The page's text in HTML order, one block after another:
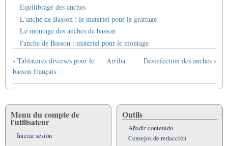
Equilibrage des anches
L'anche de Basson : le materiel pour le grattage
Le montage des anches de basson
l'anche de Basson : materiel pour le montage
Enlaces
transversales
de
Book
para
Les
anches
‹ Tablatures diverses pour le
basson français
Arriba Désinfection des anches ›
Menu du compte de
l'utilisateur
Iniciar sesión
Outils
Añadir contenido
Consejos de redacción